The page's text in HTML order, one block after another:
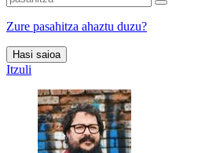
Zure pasahitza ahaztu duzu?
Hasi saioa
Itzuli